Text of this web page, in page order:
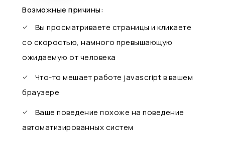
Возможные причины:
Вы просматриваете страницы и кликаете
со скоростью, намного превышающую
ожидаемую от человека
Что-то мешает работе javascript в вашем
браузере
Ваше поведение похоже на поведение
автоматизированных систем